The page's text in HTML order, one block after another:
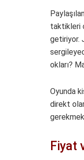
taktikleri
getiriyor.
okları?
Oyunda
direkt
Fiyat